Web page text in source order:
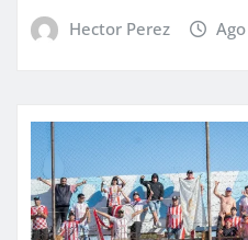
Hector Perez